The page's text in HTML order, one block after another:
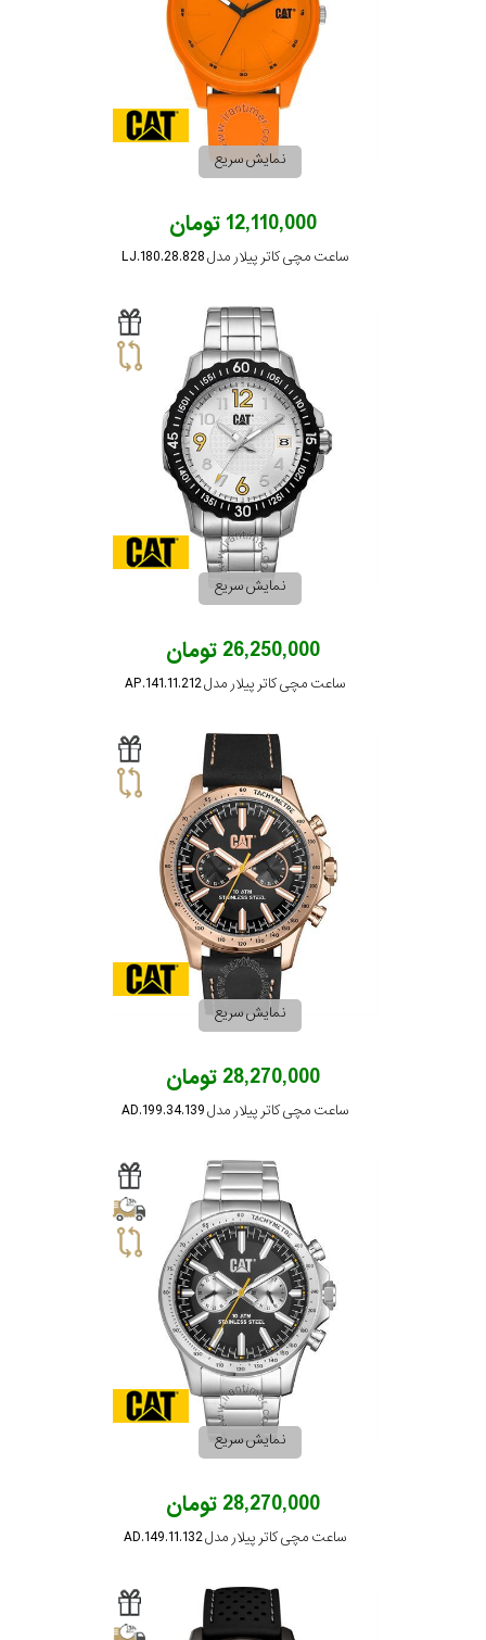
نمایش سریع
12,110,000 تومان
ساعت مچی کاتر پیلار مدل LJ.180.28.828
نمایش سریع
26,250,000 تومان
ساعت مچی کاتر پیلار مدل AP.141.11.212
نمایش سریع
28,270,000 تومان
ساعت مچی کاتر پیلار مدل AD.199.34.139
نمایش سریع
28,270,000 تومان
ساعت مچی کاتر پیلار مدل AD.149.11.132